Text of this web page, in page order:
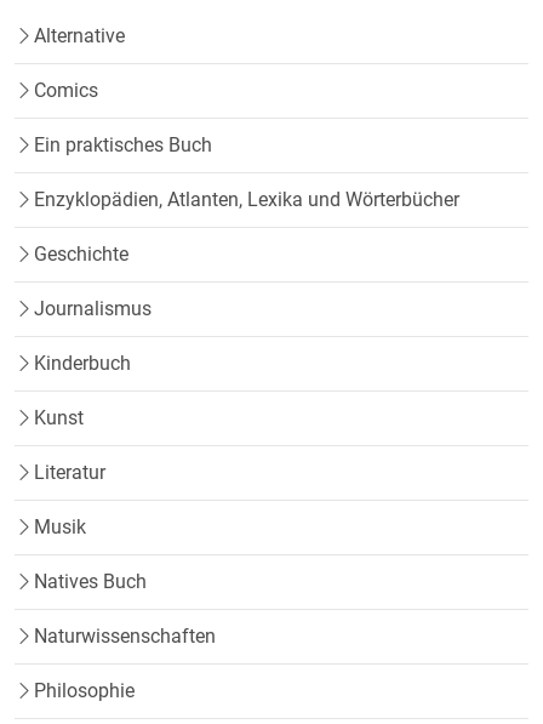
Alternative
Comics
Ein praktisches Buch
Enzyklopädien, Atlanten, Lexika und Wörterbücher
Geschichte
Journalismus
Kinderbuch
Kunst
Literatur
Musik
Natives Buch
Naturwissenschaften
Philosophie